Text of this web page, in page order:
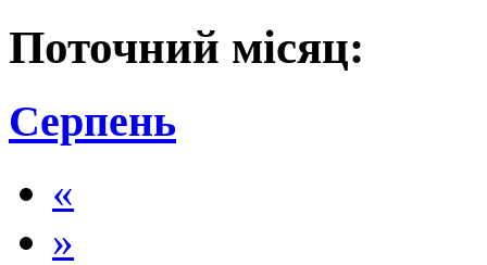
Поточний місяц:
Серпень
«
»